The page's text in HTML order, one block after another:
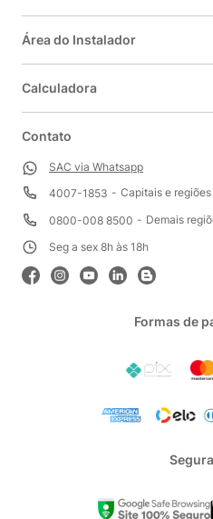
Área do Instalador
Calculadora
Contato
SAC via Whatsapp
4007-1853
Capitais e
0800-008 8500
Demais
Seg a sex 8h às 18h
Formas de